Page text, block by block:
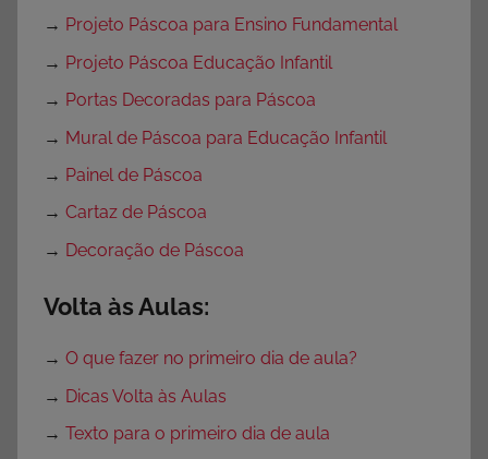
→ Projeto Páscoa para Ensino Fundamental
→ Projeto Páscoa Educação Infantil
→ Portas Decoradas para Páscoa
→ Mural de Páscoa para Educação Infantil
→ Painel de Páscoa
→ Cartaz de Páscoa
→ Decoração de Páscoa
Volta às Aulas:
→ O que fazer no primeiro dia de aula?
→ Dicas Volta às Aulas
→ Texto para o primeiro dia de aula